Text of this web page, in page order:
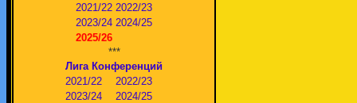
2021/22 2022/23
2023/24 2024/25
2025/26
***
Лига Конференций
2021/22
2022/23
2023/24
2024/25